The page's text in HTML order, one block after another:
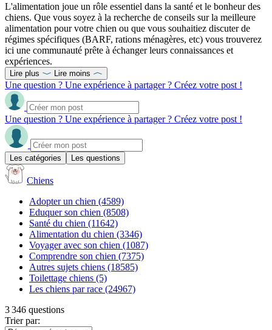
L'alimentation joue un rôle essentiel dans la santé et le bonheur des
chiens. Que vous soyez à la recherche de conseils sur la meilleure
alimentation pour votre chien ou que vous souhaitiez discuter de
régimes spécifiques (BARF, rations ménagères, etc) vous trouverez
ici une communauté prête à échanger leurs connaissances et
expériences.
Lire plus Lire moins
Une question ? Une expérience à partager ? Créez votre post !
Une question ? Une expérience à partager ? Créez votre post !
Les catégories Les questions
Chiens
Adopter un chien (4589)
Eduquer son chien (8508)
Santé du chien (11642)
Alimentation du chien (3346)
Voyager avec son chien (1087)
Comprendre son chien (7375)
Autres sujets chiens (18585)
Toilettage chiens (5)
Les chiens par race (24967)
3 346 questions
Trier par: